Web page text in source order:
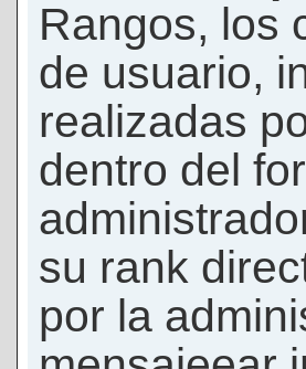
Rangos, los
de usuario,
realizadas
dentro del
su rank
por la